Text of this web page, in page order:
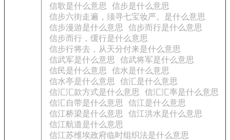
信歌是什么意思
信步是什么意思
信步六街走遍，须寻七宝妆严。是什么意思
信步漫游是什么意思
信步而行是什么意思
信步而行，缓行是什么意思
信步行将去，从天分付来是什么意思
信武军是什么意思
信武将军是什么意思
信民是什么意思
信水是什么意思
信水亭是什么意思
信汇是什么意思
信汇汇款方式是什么意思
信汇汇率是什么意思
信汇自带是什么意思
信江是什么意思
信江桥梁是什么意思
信江洪水是什么意思
信江航道是什么意思
信江苏维埃政府临时组织法是什么意思